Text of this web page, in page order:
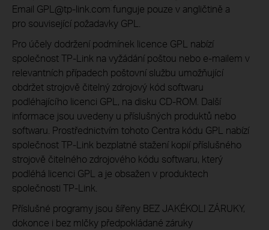
Email GPL@tp-link.com funguje pouze v angličtině a
pro související požadavky GPL.
Pro účely dodržení podmínek licence GPL nabízí
společnost TP-Link na vyžádání poštou nebo e-mailem v
relevantních případech poštovní službu umožňující
obdržet strojově čitelný zdrojový kód softwaru
podléhajícího licenci GPL, na disku CD-ROM. Další
informace jsou uvedeny u příslušných produktů nebo
softwaru. Prostřednictvím tohoto Centra kódu GPL nabízí
společnost TP-Link bezplatné stažení kopií příslušného
strojově čitelného zdrojového kódu softwaru, který
podléhá licenci GPL a je obsažen v produktech
společnosti TP-Link.
Příslušné programy jsou šířeny BEZ JAKÉKOLI ZÁRUKY,
dokonce i bez mlčky předpokládané záruky